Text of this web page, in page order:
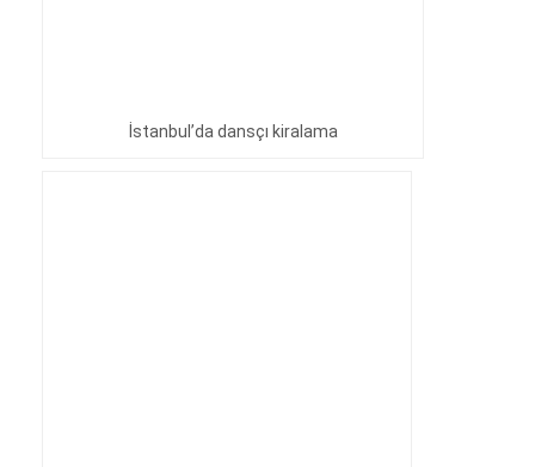
İstanbul’da dansçı kiralama